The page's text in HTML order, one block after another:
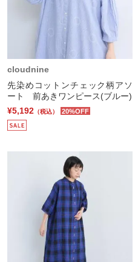
cloudnine
先染めコットンチェック柄アソ
ート 前あきワンピース(ブルー)
¥5,192 （税込） 20%OFF